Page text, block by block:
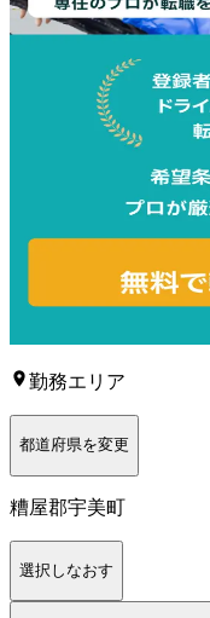
勤務エリア
都道府県を変更
糟屋郡宇美町
選択しなおす